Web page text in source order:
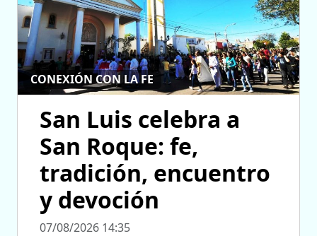
CONEXIÓN CON LA FE
San Luis celebra a
San Roque: fe,
tradición, encuentro
y devoción
07/08/2026 14:35